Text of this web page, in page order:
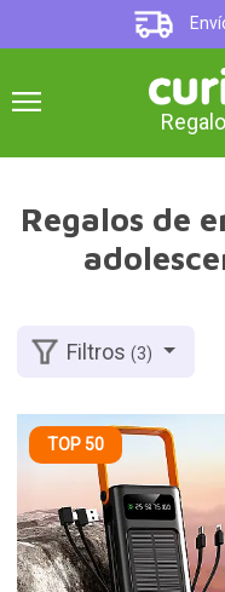
Regalos de
Filtros(3)
TOP 50